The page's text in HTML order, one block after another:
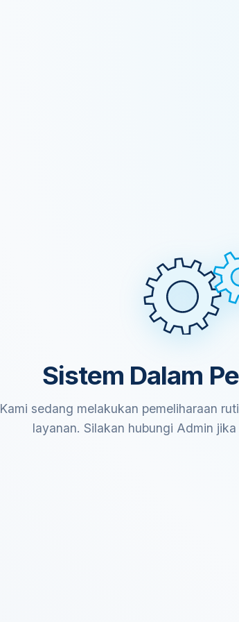
Sistem Dalam
Kami sedang melakukan pemeliharaan
layanan. Silakan hubungi Admin